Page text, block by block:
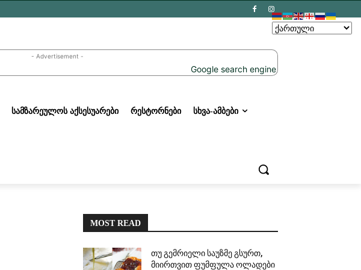
- Advertisement -
ᲡᲐᲛᲖᲐᲠᲔᲣᲚᲝᲡ ᲐᲥᲡᲔᲡᲣᲐᲠᲔᲑᲘ ᲠᲔᲡᲢᲝᲠᲜᲔᲑᲘ ᲡᲮᲕᲐ-ᲐᲛᲑᲔᲑᲘ
MOST READ
თუ გემრიელი საუზმე გსურთ,
მიირთვით ფუმფულა ოლადები